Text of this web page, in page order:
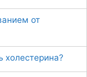
от
холестерина?